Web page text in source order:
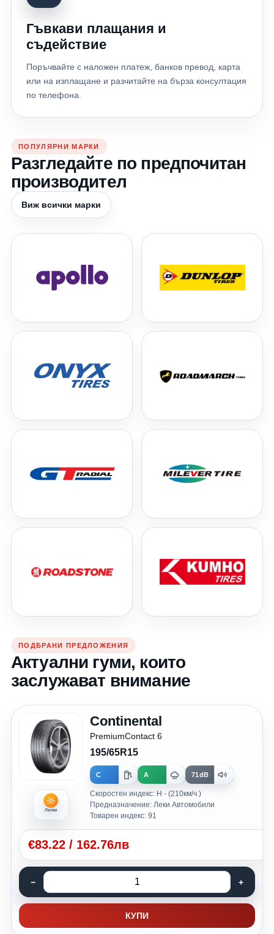
Гъвкави плащания и
съдействие
Поръчвайте с наложен платеж, банков превод, карта
или на изплащане и разчитайте на бърза консултация
по телефона.
ПОПУЛЯРНИ МАРКИ
Разгледайте по предпочитан
производител
Виж всички марки
ПОДБРАНИ ПРЕДЛОЖЕНИЯ
Актуални гуми, които
заслужават внимание
Летни
Continental
PremiumContact 6
195/65R15
C A 71dB
Скоростен индекс: H - (210км/ч.)
Предназначение: Леки Автомобили
Товарен индекс: 91
€83.22 / 162.76лв
КУПИ